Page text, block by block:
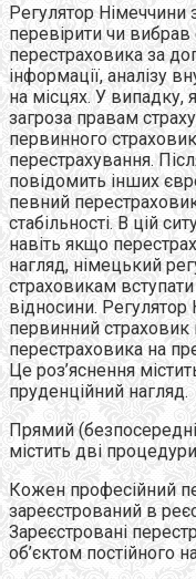
Регулятор
перевірити чи вибрав
перестраховика за
інформації, аналізу
на місцях. У випадку,
загроза правам
первинного
перестрахування.
повідомить інших
певний
стабільності. В цій
навіть якщо
нагляд, німецький
страховикам
відносини.
первинний страховик
перестраховика на
Це роз’яснення
пруденційний нагляд.
Прямий
містить дві
Кожен професійний
зареєстрований в
Зареєстровані
об’єктом постійного